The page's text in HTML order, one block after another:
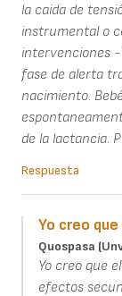
la caida de
instrumental o
intervenciones
fase de alerta
nacimiento.
de la lactancia.
Respuesta
Yo creo
Quospasa
Yo creo que
efectos